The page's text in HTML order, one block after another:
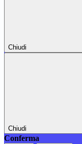
Chiudi
Chiudi
Conferma